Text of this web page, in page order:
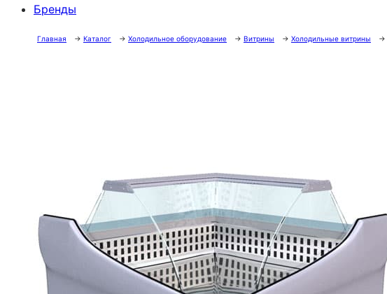
Бренды
Главная → Каталог → Холодильное оборудование → Витрины → Холодильные витрины →